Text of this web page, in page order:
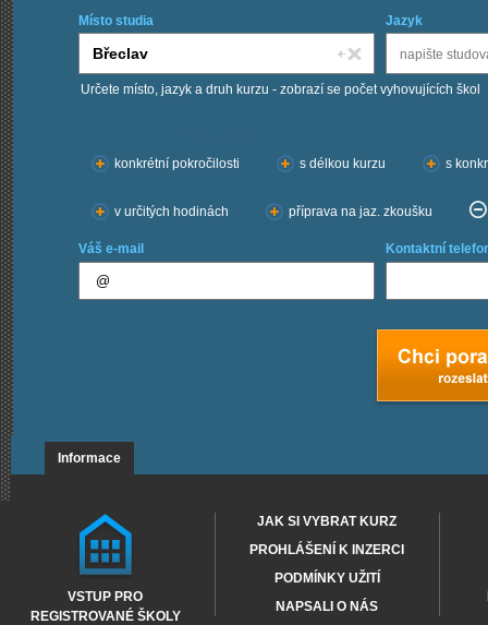
Místo studia Jazyk
Určete místo, jazyk a druh kurzu - zobrazí se počet vyhovujících škol
konkrétní pokročilosti
s délkou kurzu s
v určitých hodinách příprava na jaz. zkoušku
Váš e-mail Kontaktní
Informace
VSTUP PRO
REGISTROVANÉ ŠKOLY
JAK SI VYBRAT KURZ
PROHLÁŠENÍ K INZERCI
PODMÍNKY UŽITÍ
NAPSALI O NÁS